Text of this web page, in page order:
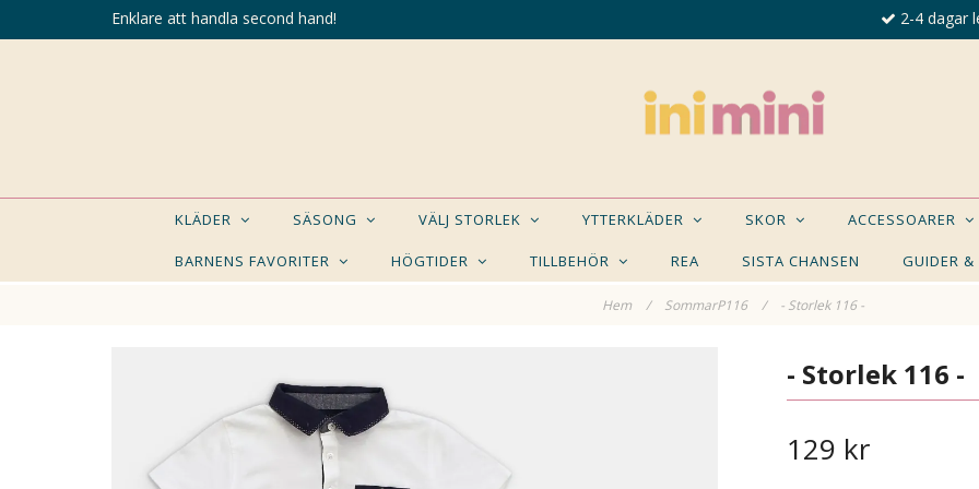
Enklare att handla second hand! 2-4 dagar
KLÄDER SÄSONG VÄLJ STORLEK YTTERKLÄDER SKOR ACCESSOARER
BARNENS FAVORITER HÖGTIDER TILLBEHÖR REA SISTA CHANSEN GUIDER &
Hem / SommarP116 / - Storlek 116 -
KANSKE NÅGON AV DESSA PRODUKTER KAN- Storlek 116 -
129 kr